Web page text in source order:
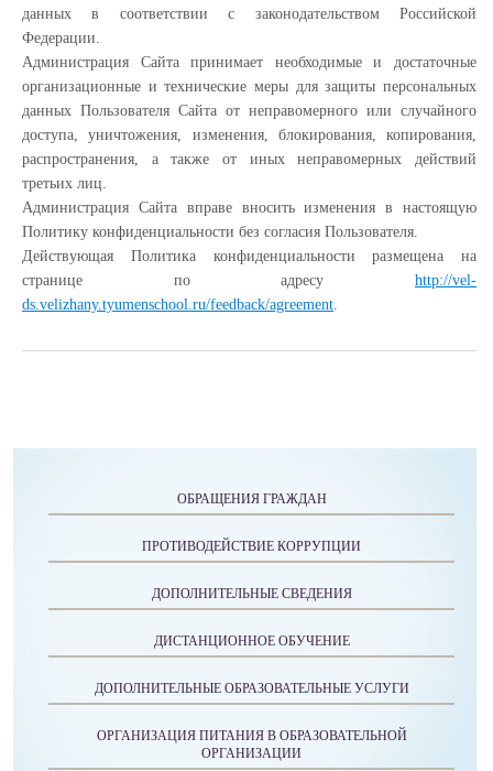
данных в соответствии с законодательством Российской
Федерации.
Администрация Сайта принимает необходимые и достаточные
организационные и технические меры для защиты персональных
данных Пользователя Сайта от неправомерного или случайного
доступа, уничтожения, изменения, блокирования, копирования,
распространения, а также от иных неправомерных действий
третьих лиц.
Администрация Сайта вправе вносить изменения в настоящую
Политику конфиденциальности без согласия Пользователя.
Действующая Политика конфиденциальности размещена на
странице по адресу http://vel-
ds.velizhany.tyumenschool.ru/feedback/agreement.
ОБРАЩЕНИЯ ГРАЖДАН
ПРОТИВОДЕЙСТВИЕ КОРРУПЦИИ
ДОПОЛНИТЕЛЬНЫЕ СВЕДЕНИЯ
ДИСТАНЦИОННОЕ ОБУЧЕНИЕ
ДОПОЛНИТЕЛЬНЫЕ ОБРАЗОВАТЕЛЬНЫЕ УСЛУГИ
ОРГАНИЗАЦИЯ ПИТАНИЯ В ОБРАЗОВАТЕЛЬНОЙ
ОРГАНИЗАЦИИ